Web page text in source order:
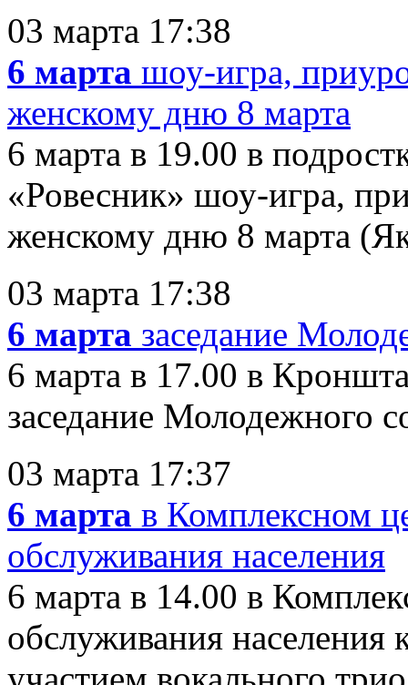
03 марта 17:38
6 марта шоу-игра,
женскому дню 8 марта
6 марта в 19.00 в
«Ровесник» шоу-игра,
женскому дню 8 марта
03 марта 17:38
6 марта заседание
6 марта в 17.00 в
заседание Молодежного
03 марта 17:37
6 марта в Комплексном
обслуживания населения
6 марта в 14.00 в
обслуживания населения